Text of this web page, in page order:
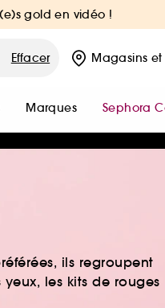
gold en vidéo !
Effacer Magasins et
Marques Sephora
ils regroupent
les kits de rouges